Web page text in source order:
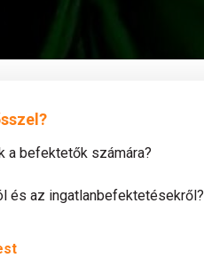
a befektetők számára?
és az ingatlanbefektetésekről?